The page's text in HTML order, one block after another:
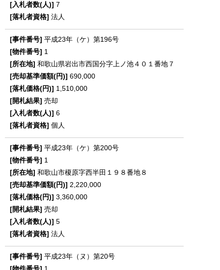
7
法人
平成23年（ケ）第196号
1
和歌山県岩出市西国分字上ノ池４０１番地７
690,000
1,510,000
売却
6
個人
平成23年（ケ）第200号
1
和歌山市榎原字西半田１９８番地８
2,220,000
3,360,000
売却
5
法人
平成23年（ヌ）第20号